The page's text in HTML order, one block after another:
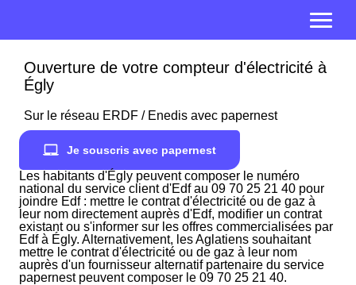
Ouverture de votre compteur d'électricité à
Égly
Sur le réseau ERDF / Enedis avec papernest
Je souscris avec papernest
Les habitants d'Égly peuvent composer le numéro
national du service client d'Edf au 09 70 25 21 40 pour
joindre Edf : mettre le contrat d'électricité ou de gaz à
leur nom directement auprès d'Edf, modifier un contrat
existant ou s'informer sur les offres commercialisées par
Edf à Égly. Alternativement, les Aglatiens souhaitant
mettre le contrat d'électricité ou de gaz à leur nom
auprès d'un fournisseur alternatif partenaire du service
papernest peuvent composer le 09 70 25 21 40.